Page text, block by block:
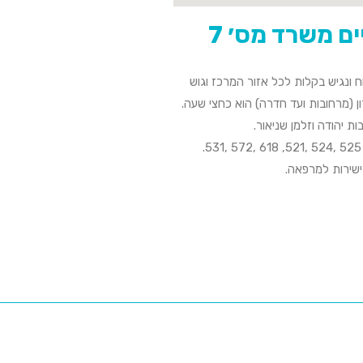
בקלות לכל אזור המרכז וגוש
(מרחובות ועד חדרה) הוא כחצי שעה.
יהודה וזלמן שניאור.
למרפאה.